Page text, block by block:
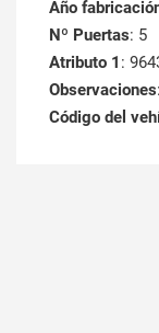
Año
Nº Puertas: 5
Atributo 1 :
Observaciones
Código del